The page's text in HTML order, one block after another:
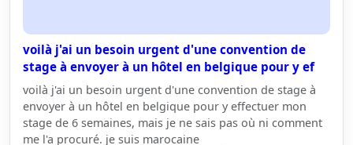
voilà j'ai un besoin urgent d'une convention de
stage à envoyer à un hôtel en belgique pour y ef
voilà j'ai un besoin urgent d'une convention de stage à
envoyer à un hôtel en belgique pour y effectuer mon
stage de 6 semaines, mais je ne sais pas où ni comment
me l'a procuré. je suis marocaine